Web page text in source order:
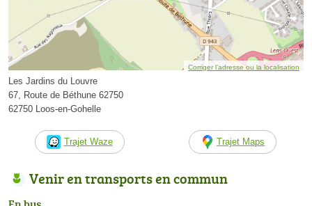
Corriger l’adresse ou la localisation
Les Jardins du Louvre
67, Route de Béthune 62750
62750 Loos-en-Gohelle
Trajet Waze Trajet Maps
Venir en transports en commun